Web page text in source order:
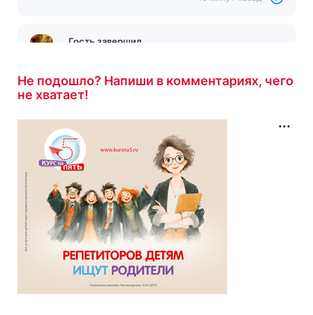
Не подошло? Напиши в комментариях, чего
не хватает!